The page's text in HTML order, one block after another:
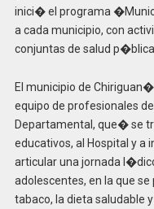
inici� el programa
a cada municipio, con
conjuntas de salud
El municipio de
equipo de profesionales
Departamental, que� se
educativos, al Hospital y a
articular una jornada
adolescentes, en la que
tabaco, la dieta saludable